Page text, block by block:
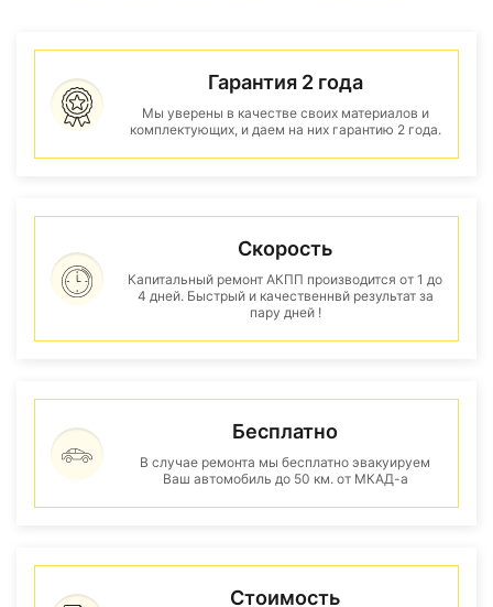
Гарантия 2 года
Мы уверены в качестве своих материалов и
комплектующих, и даем на них гарантию 2 года.
Скорость
Капитальный ремонт АКПП производится от 1 до
4 дней. Быстрый и качественнвй результат за
пару дней !
Бесплатно
В случае ремонта мы бесплатно эвакуируем
Ваш автомобиль до 50 км. от МКАД-а
Стоимость